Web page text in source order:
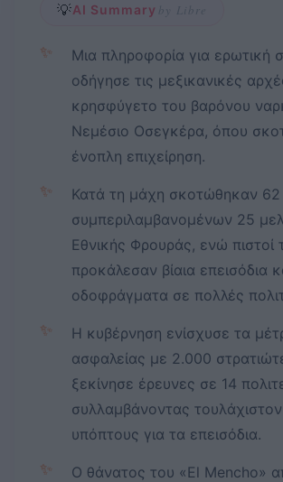
💡AI Summary by Libre
✨
Μια πληροφορία για ερωτική
οδήγησε τις μεξικανικές
κρησφύγετο του βαρόνου
Νεμέσιο Οσεγκέρα, όπου
ένοπλη επιχείρηση.
✨
Κατά τη μάχη σκοτώθηκαν
συμπεριλαμβανομένων 25
Εθνικής Φρουράς, ενώ πιστοί
προκάλεσαν βίαια επεισόδια
οδοφράγματα σε πολλές
✨
Η κυβέρνηση ενίσχυσε τα
ασφαλείας με 2.000
ξεκίνησε έρευνες σε 14
συλλαμβάνοντας
υπόπτους για τα επεισόδια.
✨
Ο θάνατος του «El Mencho»